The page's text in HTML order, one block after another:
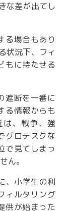
な差が出てし
る場合もあり
状況下、フィ
もに持たせる
遮断を一番に
る情報からも
、戦争、強
グロテスクな
で見てしまっ
ん。
、小学生の利
ィルタリング
供が始まった